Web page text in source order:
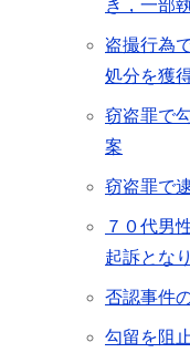
き，一部
盗撮行為
処分を獲
窃盗罪で
案
窃盗罪で
７０代男
起訴とな
否認事件
勾留を阻